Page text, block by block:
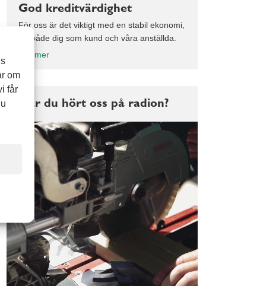
God kreditvärdighet
För oss är det viktigt med en stabil ekonomi,
för både dig som kund och våra anställda.
Läs mer
Har du hört oss på radion?
om
får